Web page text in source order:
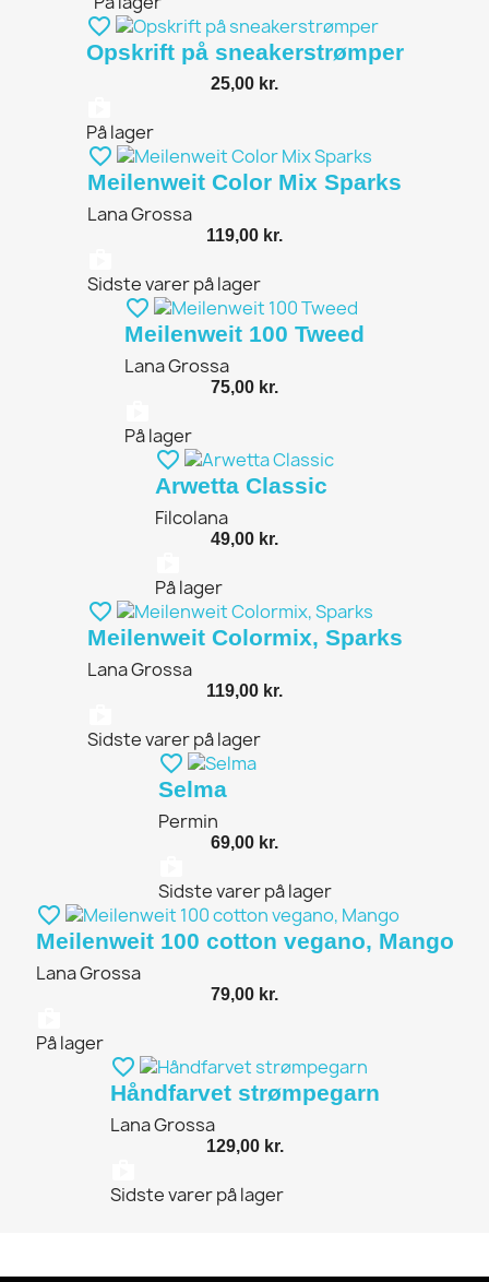
favorite_border
Opskrift på sneakerstrømper
25,00 kr.
På lager
favorite_border
Meilenweit Color Mix Sparks
Lana Grossa
119,00 kr.
Sidste varer på lager
favorite_border
Meilenweit 100 Tweed
Lana Grossa
75,00 kr.
På lager
favorite_border
Arwetta Classic
Filcolana
49,00 kr.
På lager
favorite_border
Meilenweit Colormix, Sparks
Lana Grossa
119,00 kr.
Sidste varer på lager
favorite_border
Selma
Permin
69,00 kr.
Sidste varer på lager
favorite_border
Meilenweit 100 cotton vegano, Mango
Lana Grossa
79,00 kr.
På lager
favorite_border
Håndfarvet strømpegarn
Lana Grossa
129,00 kr.
Sidste varer på lager